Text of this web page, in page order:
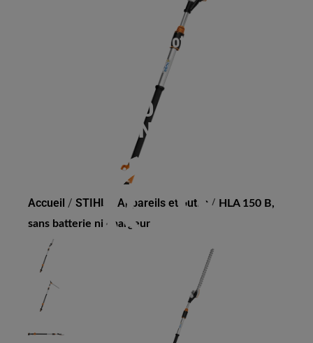
HLA 150 B, SANS
BATTERIE NI CHARGEUR
Accueil / STIHL Appareils et outils / HLA 150 B,
sans batterie ni chargeur